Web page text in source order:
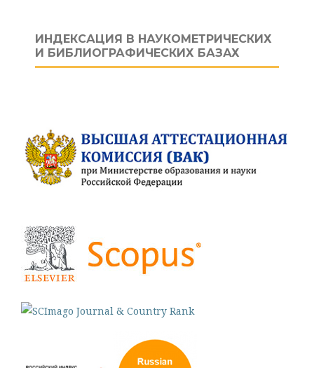
ИНДЕКСАЦИЯ В НАУКОМЕТРИЧЕСКИХ
И БИБЛИОГРАФИЧЕСКИХ БАЗАХ